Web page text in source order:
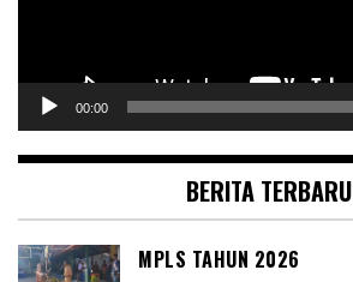
00:00
BERITA TERBARU
MPLS TAHUN 2026